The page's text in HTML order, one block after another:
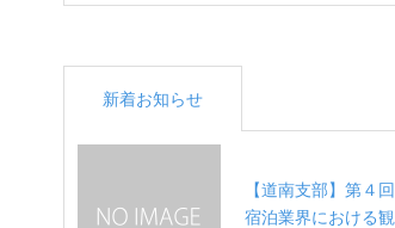
新着お知らせ
【道南支部】第４回
宿泊業界における観